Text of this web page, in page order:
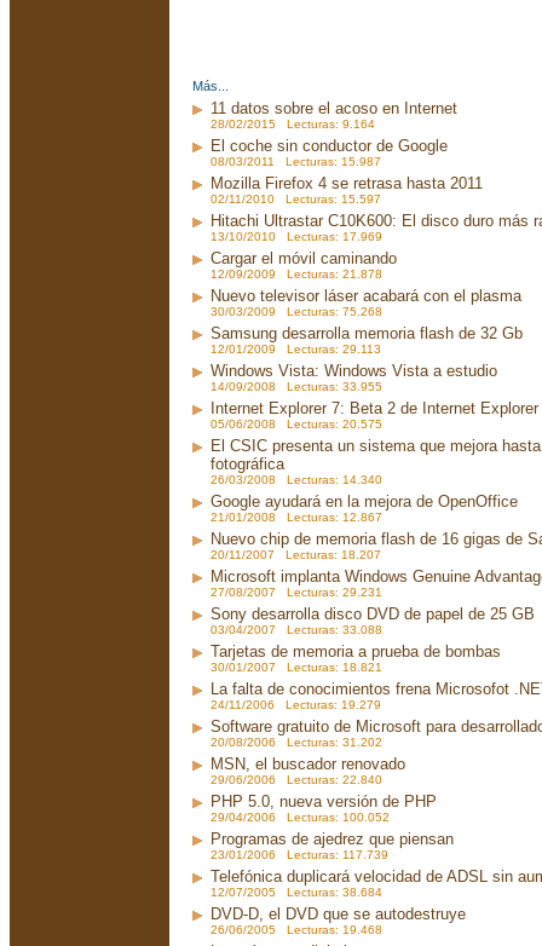
Más...
11 datos sobre el acoso en Internet
28/02/2015 Lecturas: 9.164
El coche sin conductor de Google
08/03/2011 Lecturas: 15.987
Mozilla Firefox 4 se retrasa hasta 2011
02/11/2010 Lecturas: 15.597
Hitachi Ultrastar C10K600: El disco duro más
13/10/2010 Lecturas: 17.969
Cargar el móvil caminando
12/09/2009 Lecturas: 21.878
Nuevo televisor láser acabará con el plasma
30/03/2009 Lecturas: 75.268
Samsung desarrolla memoria flash de 32 Gb
12/01/2009 Lecturas: 29.113
Windows Vista: Windows Vista a estudio
14/09/2008 Lecturas: 33.955
Internet Explorer 7: Beta 2 de Internet Explorer
05/06/2008 Lecturas: 20.575
El CSIC presenta un sistema que mejora
fotográfica
26/03/2008 Lecturas: 14.340
Google ayudará en la mejora de OpenOffice
21/01/2008 Lecturas: 12.867
Nuevo chip de memoria flash de 16 gigas de
20/11/2007 Lecturas: 18.207
Microsoft implanta Windows Genuine
27/08/2007 Lecturas: 29.231
Sony desarrolla disco DVD de papel de 25 GB
03/04/2007 Lecturas: 33.088
Tarjetas de memoria a prueba de bombas
30/01/2007 Lecturas: 18.821
La falta de conocimientos frena Microsofot
24/11/2006 Lecturas: 19.279
Software gratuito de Microsoft para
20/08/2006 Lecturas: 31.202
MSN, el buscador renovado
29/06/2006 Lecturas: 22.840
PHP 5.0, nueva versión de PHP
29/04/2006 Lecturas: 100.052
Programas de ajedrez que piensan
23/01/2006 Lecturas: 117.739
Telefónica duplicará velocidad de ADSL sin
12/07/2005 Lecturas: 38.684
DVD-D, el DVD que se autodestruye
26/06/2005 Lecturas: 19.468